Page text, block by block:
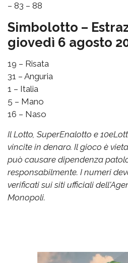
– 83 – 88
Simbolotto –
giovedì 6 agosto
19 – Risata
31 – Anguria
1 – Italia
5 – Mano
16 – Naso
Il Lotto, SuperEnalotto e
vincite in denaro. Il gioco è
può causare dipendenza
responsabilmente. I numeri
verificati sui siti ufficiali
Monopoli.